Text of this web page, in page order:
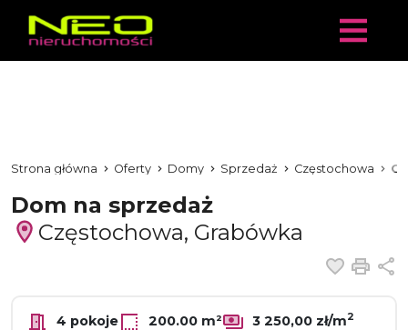
Strona główna Oferty Domy Sprzedaż Częstochowa
Dom na sprzedaż
Częstochowa, Grabówka
Dodaj
4 pokoje 200.00 m² 3 250,00 zł/m2